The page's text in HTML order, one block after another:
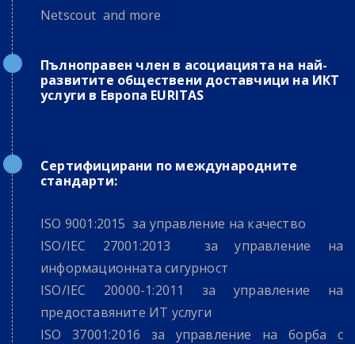
Netscout and more
Пълноправен член в асоциацията на най-
развитите обществени доставчици на ИКТ
услуги в Европа EURITAS
Сертифицирани по международните
стандарти:
ISO 9001:2015 за управление на качество
ISO/IEC 27001:2013 за управление на
информационната сигурност
ISO/IEC 20000-1:2011 за управление на
предоставяните ИТ услуги
ISO 37001:2016 за управление на борба с